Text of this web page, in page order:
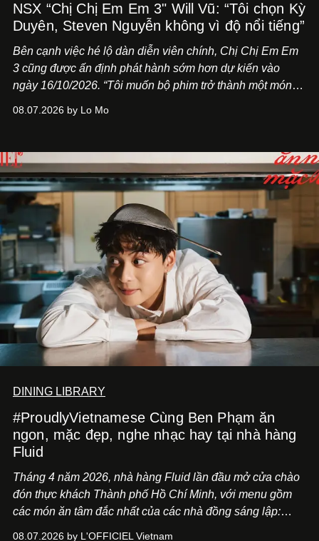
NSX “Chị Chị Em Em 3" Will Vũ: “Tôi chọn Kỳ
Duyên, Steven Nguyễn không vì độ nổi tiếng”
Bên cạnh việc hé lộ dàn diễn viên chính, Chị Chị Em Em
3 cũng được ấn định phát hành sớm hơn dự kiến vào
ngày 16/10/2026. “Tôi muốn bộ phim trở thành một món
Việt Nam”, NSX Will Vũ cho biết.
08.07.2026 by Lo Mo
DINING LIBRARY
#ProudlyVietnamese Cùng Ben Phạm ăn
ngon, mặc đẹp, nghe nhạc hay tại nhà hàng
Fluid
Tháng 4 năm 2026, nhà hàng Fluid lần đầu mở cửa chào
đón thực khách Thành phố Hồ Chí Minh, với menu gồm
các món ăn tâm đắc nhất của các nhà đồng sáng lập:
08.07.2026 by L'OFFICIEL Vietnam